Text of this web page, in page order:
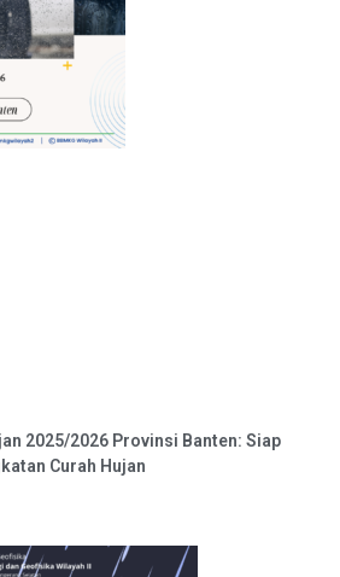
2025/2026 Provinsi Banten: Siap
Curah Hujan